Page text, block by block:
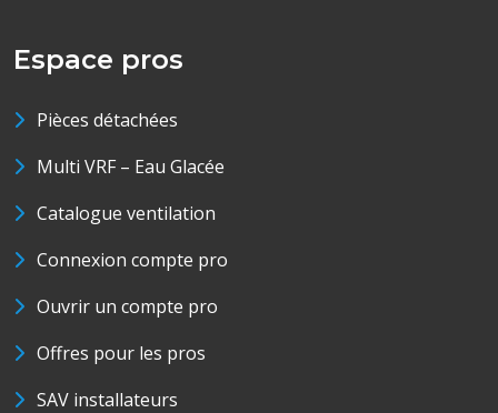
Espace pros
Pièces détachées
Multi VRF – Eau Glacée
Catalogue ventilation
Connexion compte pro
Ouvrir un compte pro
Offres pour les pros
SAV installateurs